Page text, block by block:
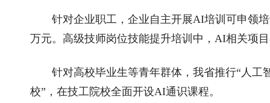
针对企业职工，企业自主开展AI培训可申领
万元。高级技师岗位技能提升培训中，AI相关项
针对高校毕业生等青年群体，我省推行“人工
校”，在技工院校全面开设AI通识课程。